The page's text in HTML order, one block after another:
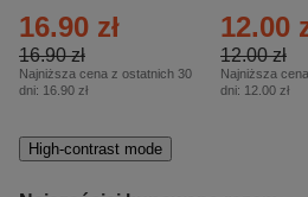
16.90 zł
16.90 zł
Najniższa cena z ostatnich 30
dni: 16.90 zł
12.00
12.00 zł
Najniższa
dni: 12.00 zł
High-contrast mode